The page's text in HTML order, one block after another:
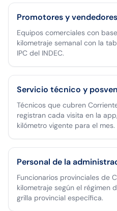
Promotores y
Equipos comerciales con
kilometraje semanal con la
IPC del INDEC.
Servicio técnico y
Técnicos que cubren
registran cada visita en la
kilómetro vigente para el mes.
Personal de la
Funcionarios provinciales de
kilometraje según el régimen
grilla provincial específica.